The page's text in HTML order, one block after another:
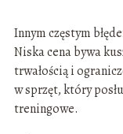
Innym częstym
Niska cena bywa
trwałością i
w sprzęt, który
treningowe.